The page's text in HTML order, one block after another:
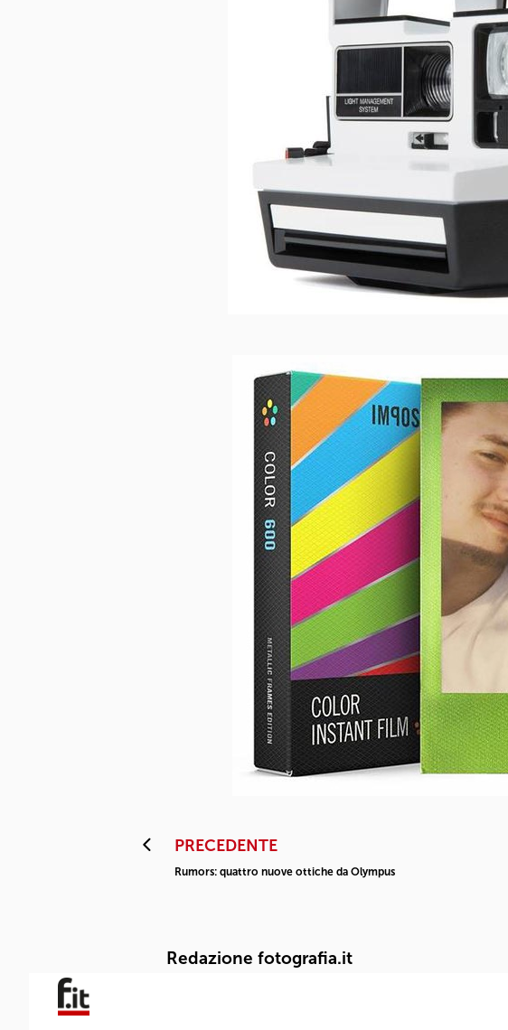
PRECEDENTE
Rumors: quattro nuove ottiche da Olympus
Redazione fotografia.it